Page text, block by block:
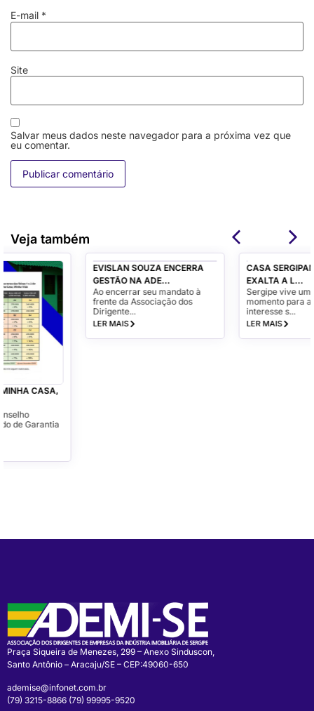
E-mail *
Site
Salvar meus dados neste navegador para a próxima vez que
eu comentar.
Veja também
EVISLAN SOUZA ENCERRA
GESTÃO NA ADE...
Ao encerrar seu mandato à
frente da Associação dos
Dirigente...
LER MAIS
Praça Siqueira de Menezes, 299 – Anexo Sinduscon,
Santo Antônio – Aracaju/SE – CEP:49060-650
ademise@infonet.com.br
(79) 3215-8866 (79) 99995-9520